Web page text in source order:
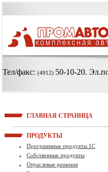
Тел/факс: (4912) 50-10-20.
ГЛАВНАЯ СТРАНИЦА
ПРОДУКТЫ
Программные продукты 1С
Собственные продукты
Отраслевые решения